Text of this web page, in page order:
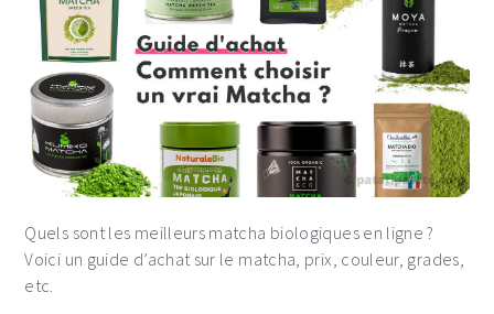
Quels sont les meilleurs matcha biologiques en ligne ?
Voici un guide d’achat sur le matcha, prix, couleur, grades,
etc.